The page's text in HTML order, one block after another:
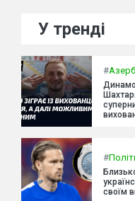
У тренді
#
Динамо
#
своїм